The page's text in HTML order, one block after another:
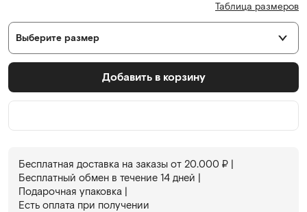
Таблица размеров
Выберите размер
Добавить в корзину
Бесплатная доставка на заказы от 20.000 ₽ |
Бесплатный обмен в течениe 14 дней |
Подарочная упаковка |
Есть оплата при получении